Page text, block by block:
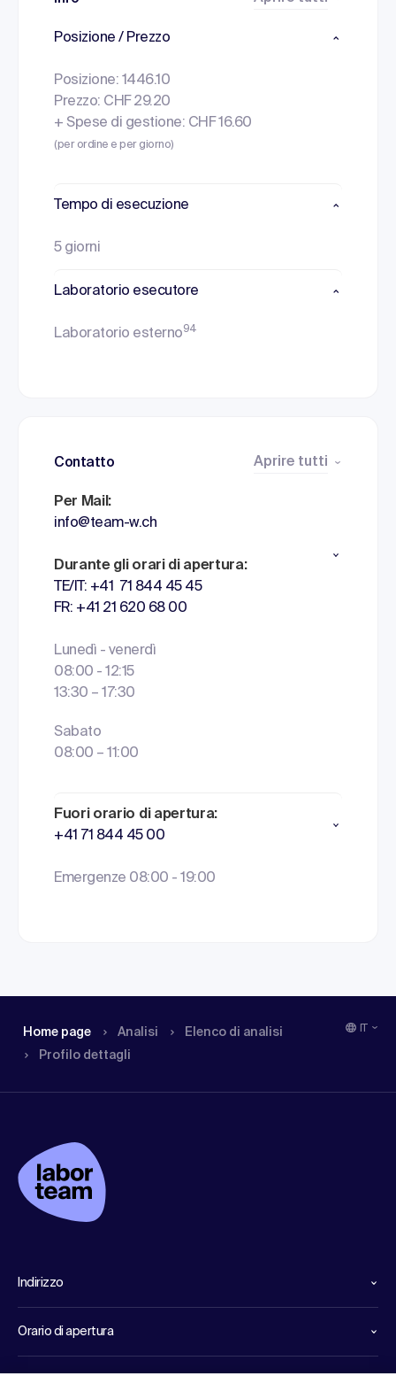
Posizione / Prezzo
Posizione: 1446.10
Prezzo: CHF 29.20
+ Spese di gestione: CHF 16.60
(per ordine e per giorno)
Tempo di esecuzione
5 giorni
Laboratorio esecutore
Laboratorio esterno94
Contatto Aprire tutti
Per Mail:
info@team-w.ch
Durante gli orari di apertura:
TE/IT: +41 71 844 45 45
FR: +41 21 620 68 00
Lunedì - venerdì
08:00 - 12:15
13:30 – 17:30
Sabato
08:00 – 11:00
Fuori orario di apertura:
+41 71 844 45 00
Emergenze 08:00 - 19:00
Home page Analisi
Elenco di analisi
Profilo dettagli
Indirizzo
Orario di apertura